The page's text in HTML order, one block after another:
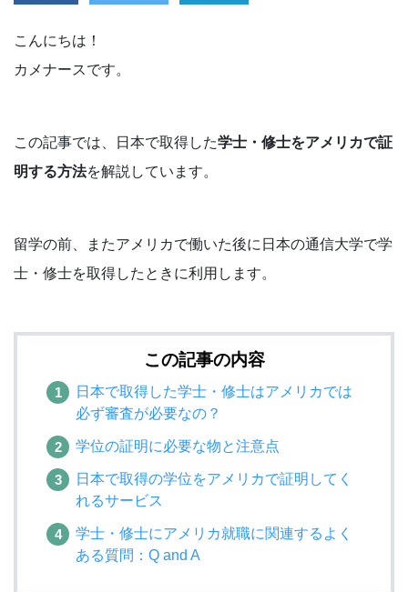
こんにちは！
カメナースです。
この記事では、日本で取得した学士・修士をアメリカで証
明する方法を解説しています。
留学の前、またアメリカで働いた後に日本の通信大学で学
士・修士を取得したときに利用します。
この記事の内容
日本で取得した学士・修士はアメリカでは
必ず審査が必要なの？
学位の証明に必要な物と注意点
日本で取得の学位をアメリカで証明してく
れるサービス
学士・修士にアメリカ就職に関連するよく
ある質問：Q and A